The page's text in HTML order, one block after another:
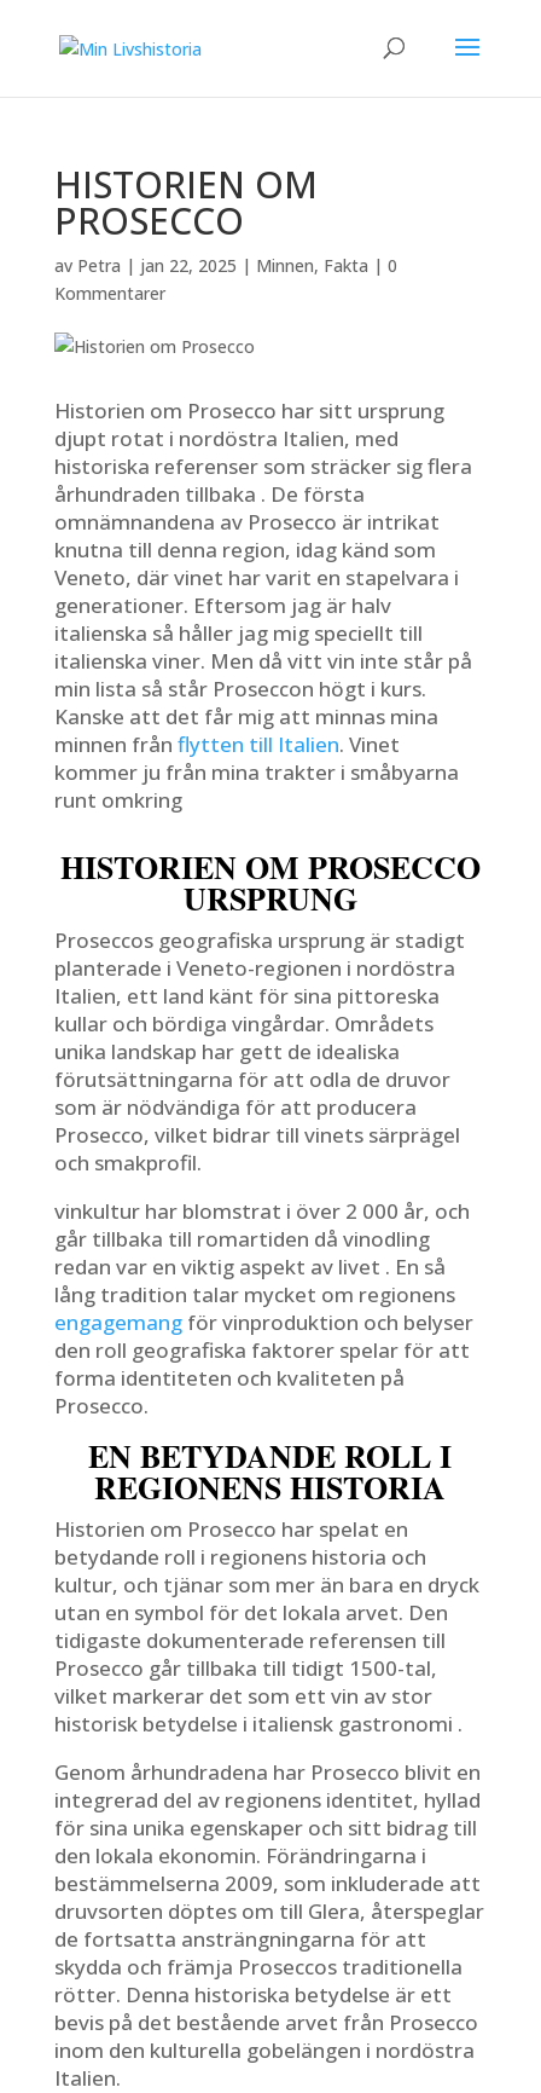
HISTORIEN OM
PROSECCO
av Petra | jan 22, 2025 | Minnen, Fakta | 0
Kommentarer
Historien om Prosecco har sitt ursprung
djupt rotat i nordöstra Italien, med
historiska referenser som sträcker sig flera
århundraden tillbaka . De första
omnämnandena av Prosecco är intrikat
knutna till denna region, idag känd som
Veneto, där vinet har varit en stapelvara i
generationer. Eftersom jag är halv
italienska så håller jag mig speciellt till
italienska viner. Men då vitt vin inte står på
min lista så står Proseccon högt i kurs.
Kanske att det får mig att minnas mina
minnen från flytten till Italien. Vinet
kommer ju från mina trakter i småbyarna
runt omkring
HISTORIEN OM PROSECCO
URSPRUNG
Proseccos geografiska ursprung är stadigt
planterade i Veneto-regionen i nordöstra
Italien, ett land känt för sina pittoreska
kullar och bördiga vingårdar. Områdets
unika landskap har gett de idealiska
förutsättningarna för att odla de druvor
som är nödvändiga för att producera
Prosecco, vilket bidrar till vinets särprägel
och smakprofil.
vinkultur har blomstrat i över 2 000 år, och
går tillbaka till romartiden då vinodling
redan var en viktig aspekt av livet . En så
lång tradition talar mycket om regionens
engagemangför vinproduktion och belyser
den roll geografiska faktorer spelar för att
forma identiteten och kvaliteten på
Prosecco.
EN BETYDANDE ROLL I
REGIONENS HISTORIA
Historien om Prosecco har spelat en
betydande roll i regionens historia och
kultur, och tjänar som mer än bara en dryck
utan en symbol för det lokala arvet. Den
tidigaste dokumenterade referensen till
Prosecco går tillbaka till tidigt 1500-tal,
vilket markerar det som ett vin av stor
historisk betydelse i italiensk gastronomi .
Genom århundradena har Prosecco blivit en
integrerad del av regionens identitet, hyllad
för sina unika egenskaper och sitt bidrag till
den lokala ekonomin. Förändringarna i
bestämmelserna 2009, som inkluderade att
druvsorten döptes om till Glera, återspeglar
de fortsatta ansträngningarna för att
skydda och främja Proseccos traditionella
rötter. Denna historiska betydelse är ett
bevis på det bestående arvet från Prosecco
inom den kulturella gobelängen i nordöstra
Italien.